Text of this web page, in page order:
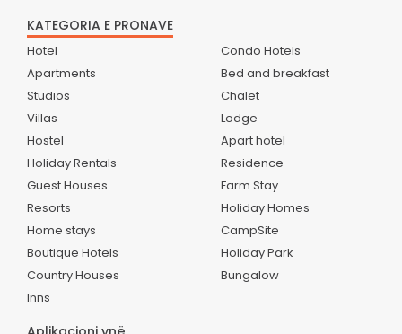
KATEGORIA E PRONAVE
Hotel
Apartments
Studios
Villas
Hostel
Holiday Rentals
Guest Houses
Resorts
Home stays
Boutique Hotels
Country Houses
Inns
Condo Hotels
Bed and breakfast
Chalet
Lodge
Apart hotel
Residence
Farm Stay
Holiday Homes
CampSite
Holiday Park
Bungalow